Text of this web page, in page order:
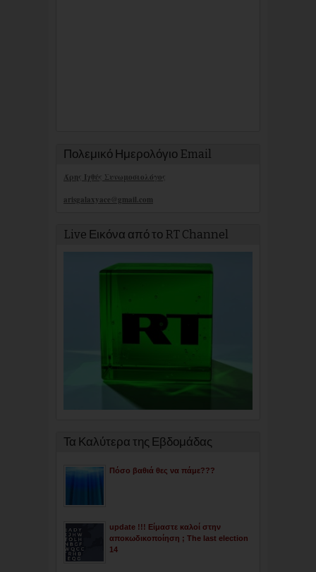
Πολεμικό Ημερολόγιο Email
Άρης Ιχθύς Συνωμοσιολόγος
arisgalaxyace@gmail.com
Live Εικόνα από το RT Channel
Τα Καλύτερα της Εβδομάδας
Πόσο βαθιά θες να πάμε???
update !!! Είμαστε καλοί στην
αποκωδικοποίηση ; The last election
14